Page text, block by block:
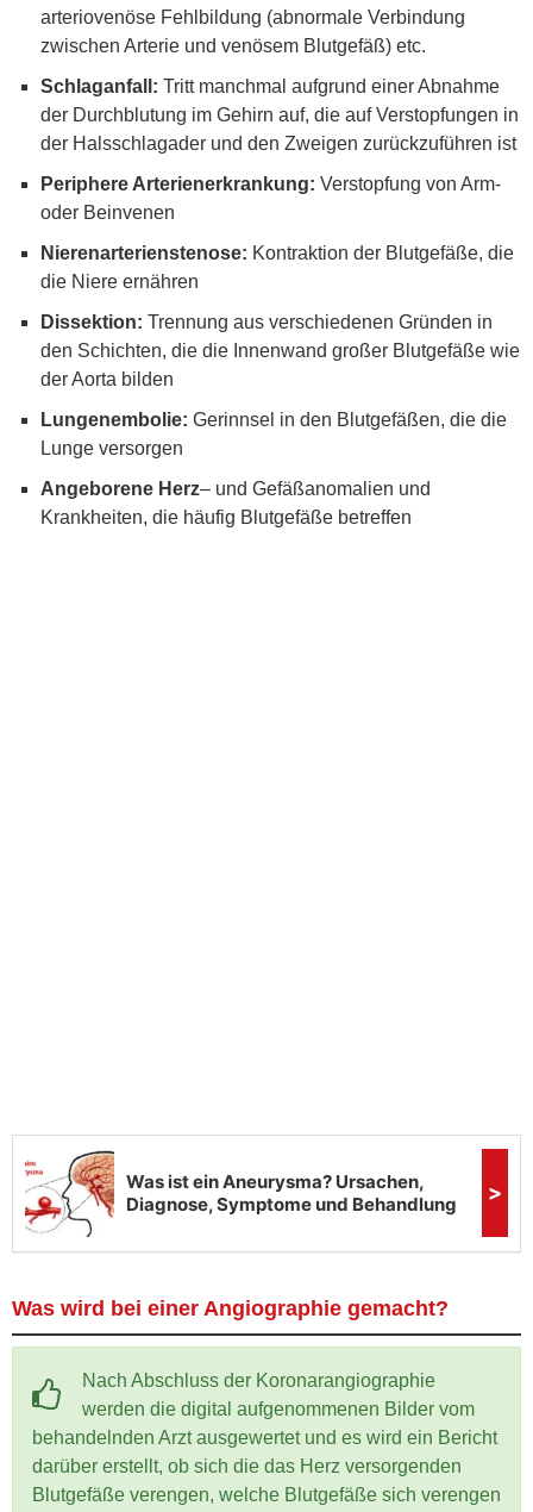
arteriovenöse Fehlbildung (abnormale Verbindung
zwischen Arterie und venösem Blutgefäß) etc.
Schlaganfall: Tritt manchmal aufgrund einer Abnahme
der Durchblutung im Gehirn auf, die auf Verstopfungen in
der Halsschlagader und den Zweigen zurückzuführen ist
Periphere Arterienerkrankung: Verstopfung von Arm-
oder Beinvenen
Nierenarterienstenose: Kontraktion der Blutgefäße, die
die Niere ernähren
Dissektion: Trennung aus verschiedenen Gründen in
den Schichten, die die Innenwand großer Blutgefäße wie
der Aorta bilden
Lungenembolie: Gerinnsel in den Blutgefäßen, die die
Lunge versorgen
Angeborene Herz– und Gefäßanomalien und
Krankheiten, die häufig Blutgefäße betreffen
Was wird bei einer Angiographie gemacht?
Nach Abschluss der Koronarangiographie
werden die digital aufgenommenen Bilder vom
behandelnden Arzt ausgewertet und es wird ein Bericht
darüber erstellt, ob sich die das Herz versorgenden
Blutgefäße verengen, welche Blutgefäße sich verengen